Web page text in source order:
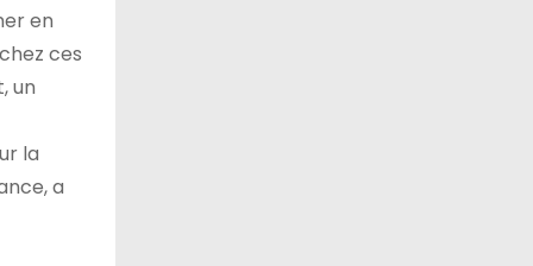
en
ces
un
la
a